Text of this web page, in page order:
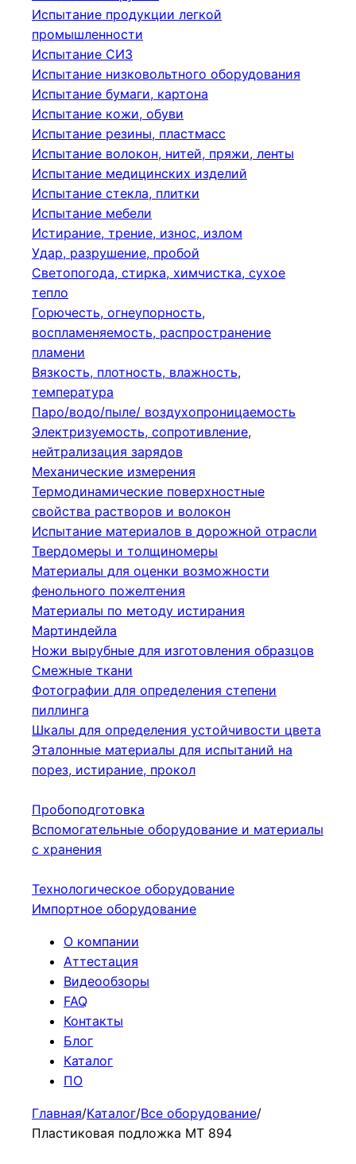
Испытание продукции легкой
промышленности
Испытание СИЗ
Испытание низковольтного оборудования
Испытание бумаги, картона
Испытание кожи, обуви
Испытание резины, пластмасс
Испытание волокон, нитей, пряжи, ленты
Испытание медицинских изделий
Испытание стекла, плитки
Испытание мебели
Истирание, трение, износ, излом
Удар, разрушение, пробой
Светопогода, стирка, химчистка, сухое
тепло
Горючесть, огнеупорность,
воспламеняемость, распространение
пламени
Вязкость, плотность, влажность,
температура
Паро/водо/пыле/ воздухопроницаемость
Электризуемость, сопротивление,
нейтрализация зарядов
Механические измерения
Термодинамические поверхностные
свойства растворов и волокон
Испытание материалов в дорожной отрасли
Твердомеры и толщиномеры
Материалы для оценки возможности
фенольного пожелтения
Материалы по методу истирания
Мартиндейла
Ножи вырубные для изготовления образцов
Смежные ткани
Фотографии для определения степени
пиллинга
Шкалы для определения устойчивости цвета
Эталонные материалы для испытаний на
порез, истирание, прокол
Пробоподготовка
Вспомогательные оборудование и материалы
с хранения
Технологическое оборудование
Импортное оборудование
О компании
Аттестация
Видеообзоры
FAQ
Контакты
Блог
Каталог
ПО
Главная/Каталог/Все оборудование/
Пластиковая подложка МТ 894